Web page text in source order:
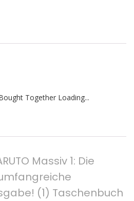
Together Loading...
Massiv 1: Die
(1) Taschenbuch